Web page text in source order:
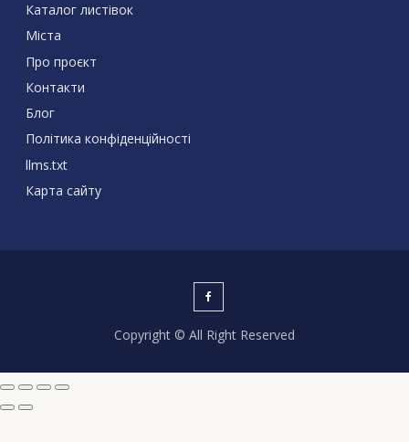
Каталог листівок
Міста
Про проєкт
Контакти
Блог
Політика конфіденційності
llms.txt
Карта сайту
Copyright © All Right Reserved